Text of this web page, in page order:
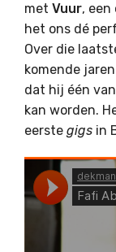
met Vuur,
het ons dé
Over die
komende
dat hij één
kan worden.
eerste gigs in